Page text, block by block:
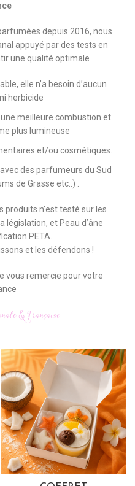
depuis 2016, nous
appuyé par des tests en
une qualité optimale
elle n’a besoin d’aucun
herbicide
meilleure combustion et
plus lumineuse
et/ou cosmétiques.
des parfumeurs du Sud
de Grasse etc..) .
produits n’est testé sur les
et Peau d’âne
PETA.
et les défendons !
vous remercie pour votre
& Française